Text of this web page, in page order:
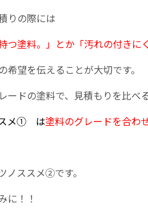
りの際には
つ塗料。」とか「汚れの付きに
希望を伝えることが大切です。
ードの塗料で、見積もりを比べ
メ①
は塗料のグレードを合わ
ノススメ②です。
に！！